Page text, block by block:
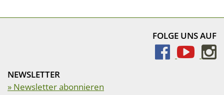
FOLGE UNS AUF
NEWSLETTER
» Newsletter abonnieren